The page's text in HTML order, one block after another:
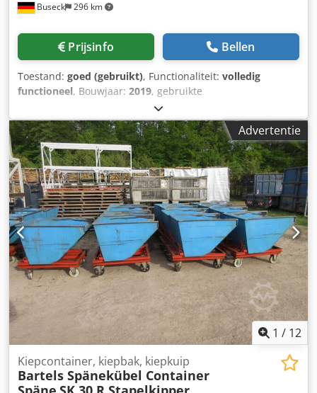
Buseck 296 km
Prijsinfo Bellen
Toestand: goed (gebruikt), Functionaliteit: volledig
functioneel, Bouwjaar: 2019, gebruikte
containerinstallatie, droog, waterdicht, reeds
gedemonteerd - Bouwjaar 2019 - Bestaande uit 5 stuks 20-
voets containers = ca. 75 m² Afmetingen per container:
Lengte: 6,00 m Breedte: 2,50 m Buitenhoogte: 2,80 m
Binnenhoogte: 2,50 m Isolatie: Wand: 100 mm Vloer: 100
mm Plafond: 100 mm Voorzieningen: - Entree deur -
Dubbele deur - Versterkte vloer - Mobiele airconditioner -
Kunststof ramen met isolatieglas, deels met
kantel-/draaifunctie - Elektrische verwarmingen -
Rondomlopende kroonlijst Dwsdpfxezn H Nre Akwea -
Afdichtingsrubbers - Wandbekleding - Plafondbekleding -
Containerklemmen De PVC-vloer is vervuild en moet deels
opnieuw worden vastgelijmd. Laden en transport kunnen
worden georganiseerd. Alleen serieuze en betrouwbare
aanvragen met vermelding van: naam, e-mailadres en
telefoonnummer, worden beantwoord.
Advertentie
1 / 12
Kiepcontainer, kiepbak, kiepkuip
Bartels Spänekübel Container